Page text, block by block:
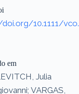
10.1111/vco.
em
Julia
VARGAS,